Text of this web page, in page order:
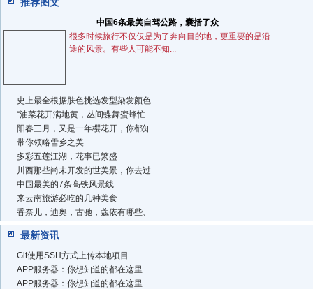
中国6条最美自驾公路，囊括了众
很多时候旅行不仅仅是为了奔向目的地，更重要的是沿
途的风景。有些人可能不知...
史上最全根据肤色挑选发型染发颜色
“油菜花开满地黄，丛间蝶舞蜜蜂忙
阳春三月，又是一年樱花开，你都知
带你领略雪乡之美
多彩五莲汪湖，花事已繁盛
川西那些尚未开发的世美景，你去过
中国最美的7条高铁风景线
来云南旅游必吃的几种美食
香奈儿，迪奥，古驰，蔻依有哪些、
最新资讯
Git使用SSH方式上传本地项目
APP服务器：你想知道的都在这里
APP服务器：你想知道的都在这里